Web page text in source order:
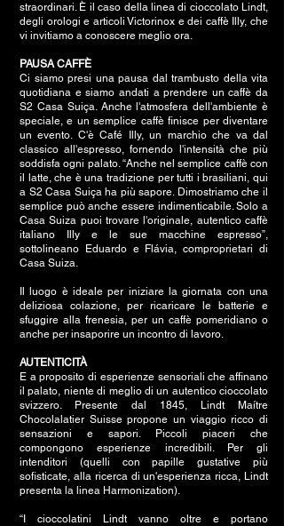
straordinari. È il caso della linea di cioccolato Lindt,
degli orologi e articoli Victorinox e dei caffè Illy, che
vi invitiamo a conoscere meglio ora.
PAUSA CAFFÈ
Ci siamo presi una pausa dal trambusto della vita
quotidiana e siamo andati a prendere un caffè da
S2 Casa Suiça. Anche l'atmosfera dell'ambiente è
speciale, e un semplice caffè finisce per diventare
un evento. C'è Café Illy, un marchio che va dal
classico all'espresso, fornendo l'intensità che più
soddisfa ogni palato. “Anche nel semplice caffè con
il latte, che è una tradizione per tutti i brasiliani, qui
a S2 Casa Suiça ha più sapore. Dimostriamo che il
semplice può anche essere indimenticabile. Solo a
Casa Suiza puoi trovare l'originale, autentico caffè
italiano Illy e le sue macchine espresso”,
sottolineano Eduardo e Flávia, comproprietari di
Casa Suiza.
Il luogo è ideale per iniziare la giornata con una
deliziosa colazione, per ricaricare le batterie e
sfuggire alla frenesia, per un caffè pomeridiano o
anche per insaporire un incontro di lavoro.
AUTENTICITÀ
E a proposito di esperienze sensoriali che affinano
il palato, niente di meglio di un autentico cioccolato
svizzero. Presente dal 1845, Lindt Maítre
Chocolalatier Suisse propone un viaggio ricco di
sensazioni e sapori. Piccoli piaceri che
compongono esperienze incredibili. Per gli
intenditori (quelli con papille gustative più
sofisticate, alla ricerca di un'esperienza ricca, Lindt
presenta la linea Harmonization).
“I cioccolatini Lindt vanno oltre e portano